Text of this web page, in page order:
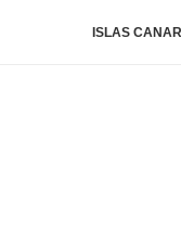
ISLAS